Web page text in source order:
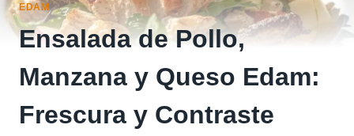
EDAM
Ensalada de Pollo,
Manzana y Queso Edam:
Frescura y Contraste